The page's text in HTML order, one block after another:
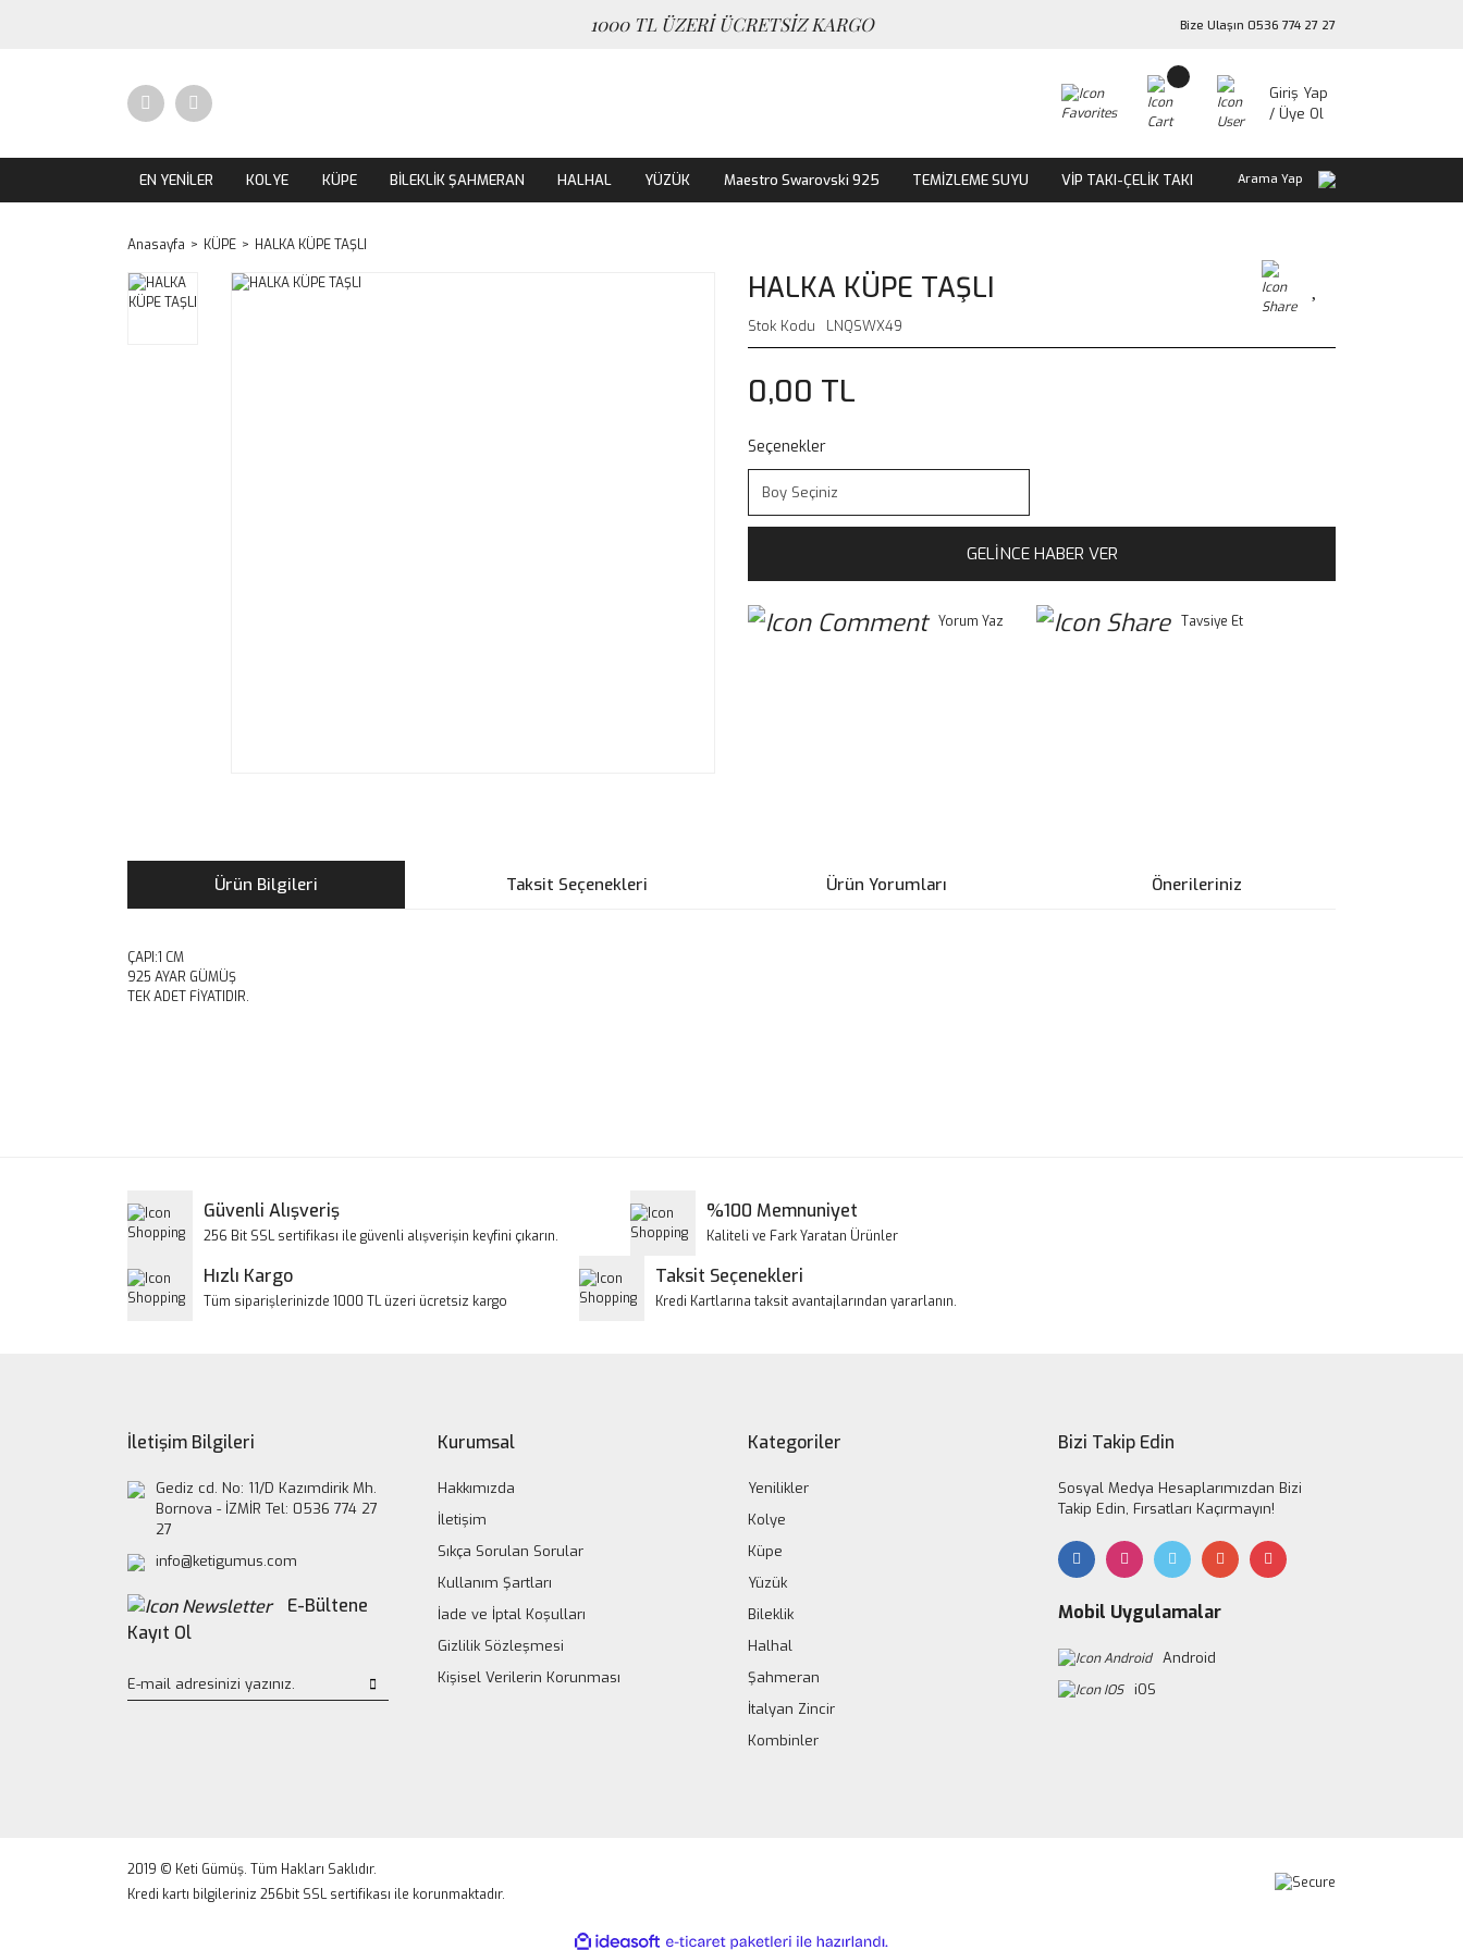
1000 TL ÜZERİ ÜCRETSİZ KARGO Bize Ulaşın 0536 774 27 27
Giriş Yap
/ Üye Ol
EN YENİLER KOLYE KÜPE BİLEKLİK ŞAHMERAN HALHAL YÜZÜK Maestro Swarovski 925 TEMİZLEME SUYU VİP TAKI-ÇELİK TAKI Arama Yap
Anasayfa KÜPE HALKA KÜPE TAŞLI
HALKA KÜPE TAŞLI
Stok Kodu LNQSWX49
0,00 TL
Seçenekler
GELİNCE HABER VER
Yorum Yaz Tavsiye Et
Ürün Bilgileri Taksit Seçenekleri Ürün Yorumları Önerileriniz
ÇAPI:1 CM
925 AYAR GÜMÜŞ
TEK ADET FİYATIDIR.
Ürün fiyatı diğer sitelerden daha pahalı.
Güvenli Alışveriş
256 Bit SSL sertifikası ile güvenli alışverişin keyfini çıkarın.
%100 Memnuniyet
Kaliteli ve Fark Yaratan Ürünler
Hızlı Kargo
Tüm siparişlerinizde 1000 TL üzeri ücretsiz kargo
Taksit Seçenekleri
Kredi Kartlarına taksit avantajlarından yararlanın.
İletişim Bilgileri
Gediz cd. No: 11/D Kazımdirik Mh.
Bornova - İZMİR Tel: 0536 774 27
27
info@ketigumus.com
E-Bültene
Kayıt Ol
Kurumsal
Hakkımızda
İletişim
Sıkça Sorulan Sorular
Kullanım Şartları
İade ve İptal Koşulları
Gizlilik Sözleşmesi
Kişisel Verilerin Korunması
Kategoriler
Yenilikler
Kolye
Küpe
Yüzük
Bileklik
Halhal
Şahmeran
İtalyan Zincir
Kombinler
Bizi Takip Edin
Sosyal Medya Hesaplarımızdan Bizi
Takip Edin, Fırsatları Kaçırmayın!
Mobil Uygulamalar
Android
iOS
2019 © Keti Gümüş. Tüm Hakları Saklıdır.
Kredi kartı bilgileriniz 256bit SSL sertifikası ile korunmaktadır.
ideasoft e-